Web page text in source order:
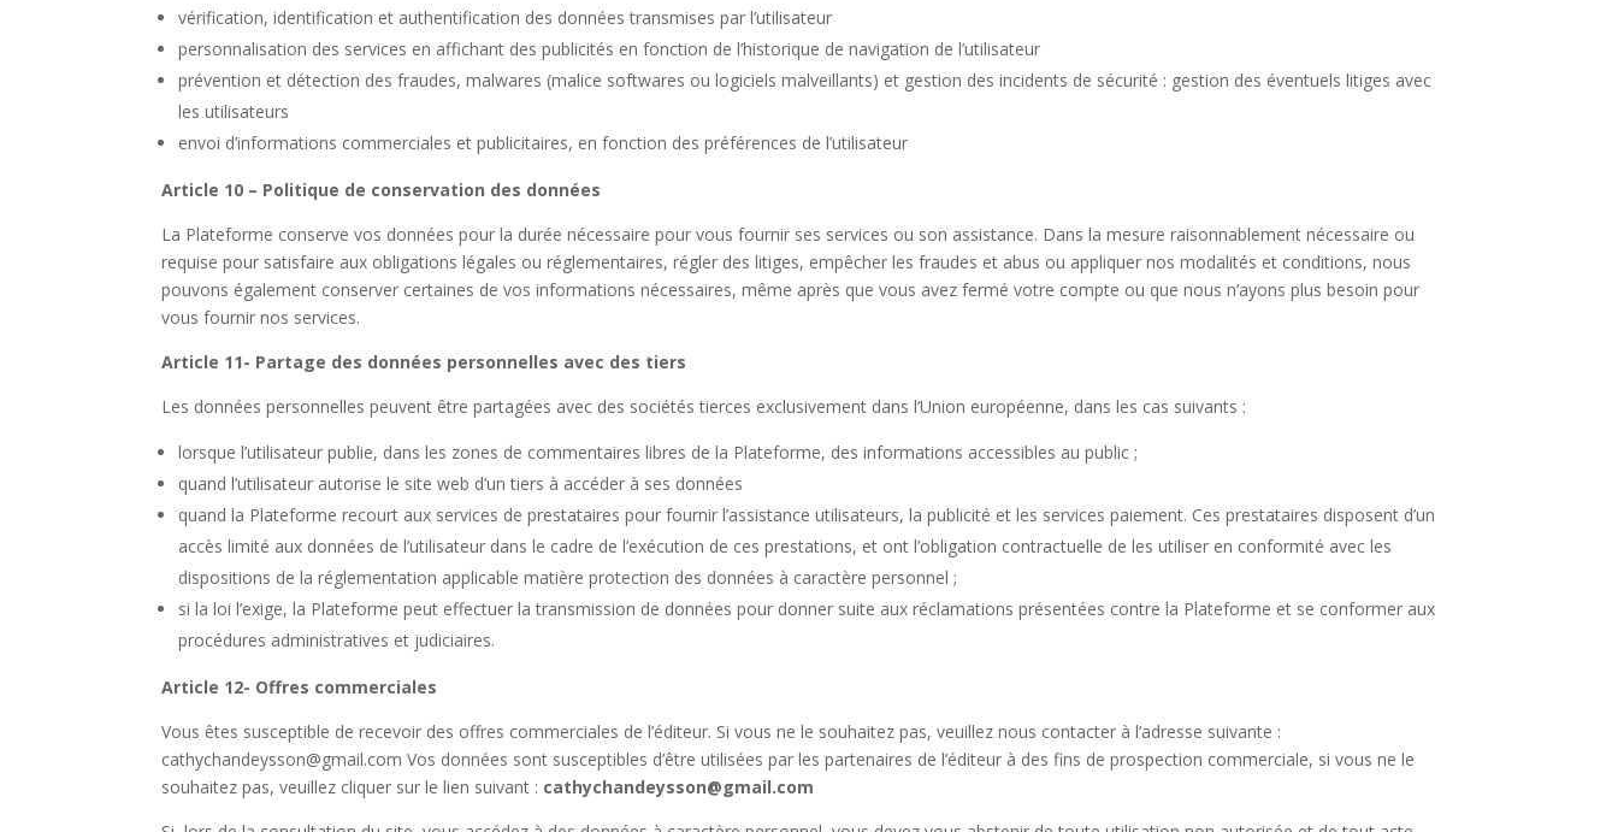
vérification, identification et authentification des données transmises par l’utilisateur
personnalisation des services en affichant des publicités en fonction de l’historique de navigation de l’utilisateur
prévention et détection des fraudes, malwares (malice softwares ou logiciels malveillants) et gestion des incidents de sécurité : gestion des éventuels litiges avec
les utilisateurs
envoi d’informations commerciales et publicitaires, en fonction des préférences de l’utilisateur
Article 10 – Politique de conservation des données
La Plateforme conserve vos données pour la durée nécessaire pour vous fournir ses services ou son assistance. Dans la mesure raisonnablement nécessaire ou
requise pour satisfaire aux obligations légales ou réglementaires, régler des litiges, empêcher les fraudes et abus ou appliquer nos modalités et conditions, nous
pouvons également conserver certaines de vos informations nécessaires, même après que vous avez fermé votre compte ou que nous n’ayons plus besoin pour
vous fournir nos services.
Article 11- Partage des données personnelles avec des tiers
Les données personnelles peuvent être partagées avec des sociétés tierces exclusivement dans l’Union européenne, dans les cas suivants :
lorsque l’utilisateur publie, dans les zones de commentaires libres de la Plateforme, des informations accessibles au public ;
quand l’utilisateur autorise le site web d’un tiers à accéder à ses données
quand la Plateforme recourt aux services de prestataires pour fournir l’assistance utilisateurs, la publicité et les services paiement. Ces prestataires disposent d’un
accès limité aux données de l’utilisateur dans le cadre de l’exécution de ces prestations, et ont l’obligation contractuelle de les utiliser en conformité avec les
dispositions de la réglementation applicable matière protection des données à caractère personnel ;
si la loi l’exige, la Plateforme peut effectuer la transmission de données pour donner suite aux réclamations présentées contre la Plateforme et se conformer aux
procédures administratives et judiciaires.
Article 12- Offres commerciales
Vous êtes susceptible de recevoir des offres commerciales de l’éditeur. Si vous ne le souhaitez pas, veuillez nous contacter à l’adresse suivante :
cathychandeysson@gmail.com Vos données sont susceptibles d’être utilisées par les partenaires de l’éditeur à des fins de prospection commerciale, si vous ne le
souhaitez pas, veuillez cliquer sur le lien suivant : cathychandeysson@gmail.com